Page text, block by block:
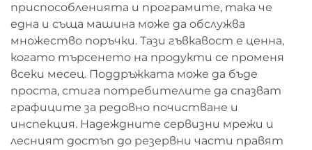
приспособленията и програмите, така че
една и съща машина може да обслужва
множество поръчки. Тази гъвкавост е ценна,
когато търсенето на продукти се променя
всеки месец. Поддръжката може да бъде
проста, стига потребителите да спазват
графиците за редовно почистване и
инспекция. Надеждните сервизни мрежи и
лесният достъп до резервни части правят